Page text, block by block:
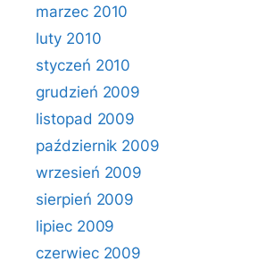
marzec 2010
luty 2010
styczeń 2010
grudzień 2009
listopad 2009
październik 2009
wrzesień 2009
sierpień 2009
lipiec 2009
czerwiec 2009